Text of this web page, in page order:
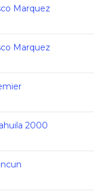
Marquez
Marquez
2000